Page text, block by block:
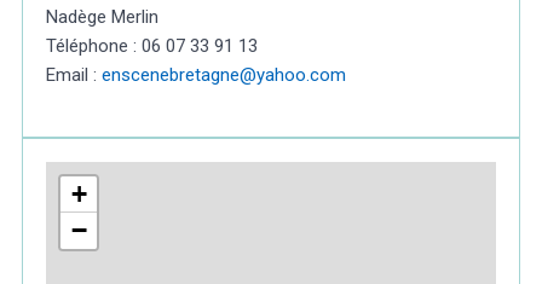
Nadège Merlin
Téléphone : 06 07 33 91 13
Email : enscenebretagne@yahoo.com
+
−